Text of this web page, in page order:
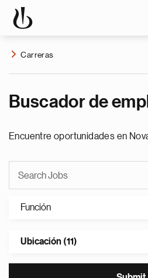
Carreras
Buscador de
Encuentre oportunidades en
Función
Ubicación (11)